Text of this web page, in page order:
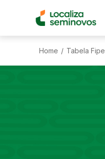
Home / Tabela Fipe